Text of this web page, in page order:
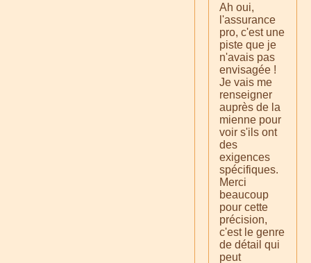
Ah oui,
l'assurance
pro, c'est une
piste que je
n'avais pas
envisagée !
Je vais me
renseigner
auprès de la
mienne pour
voir s'ils ont
des
exigences
spécifiques.
Merci
beaucoup
pour cette
précision,
c'est le genre
de détail qui
peut